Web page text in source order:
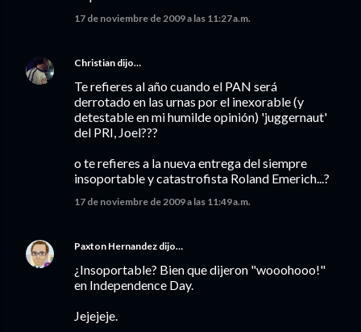
17 de noviembre de 2009 a las 11:27 a.m.
Christian dijo…
Te refieres al año cuando el PAN será
derrotado en las urnas por el inexorable (y
detestable en mi humilde opinión) 'juggernaut'
del PRI, Joel???
o te refieres a la nueva entrega del siempre
insoportable y catastrofista Roland Emerich...?
17 de noviembre de 2009 a las 11:49 a.m.
Paxton Hernandez dijo…
¿Insoportable? Bien que dijeron "wooohooo!"
en Independence Day.
Jejejeje.